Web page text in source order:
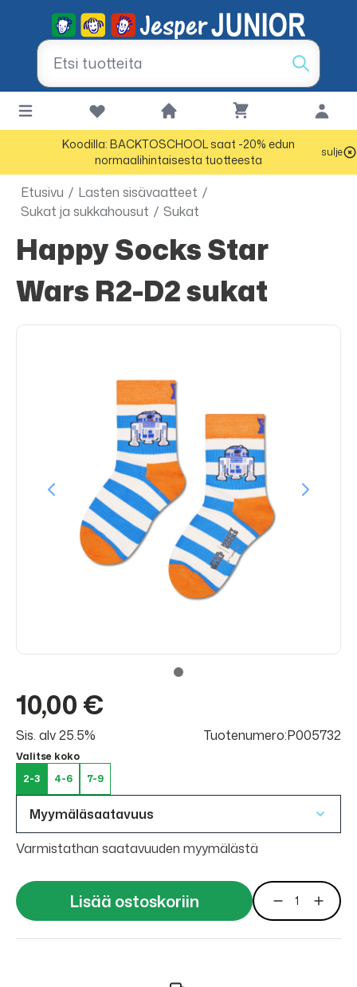
Koodilla: BACKTOSCHOOL saat -20% edun
normaalihintaisesta tuotteesta
sulje
Etusivu / Lasten sisävaatteet /
Sukat ja sukkahousut / Sukat
Happy Socks Star
Wars R2-D2 sukat
10,00 €
Sis. alv 25.5% Tuotenumero:P005732
Valitse koko
2-3
4-6 7-9
Myymäläsaatavuus
Varmistathan saatavuuden myymälästä
Lisää ostoskoriin